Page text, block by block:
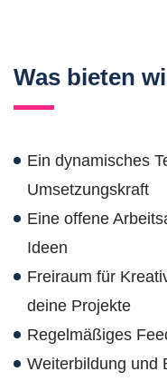
Was bieten
Ein dynamisches
Umsetzungskraft
Eine offene
Ideen
Freiraum für
deine Projekte
Regelmäßiges
Weiterbildung und